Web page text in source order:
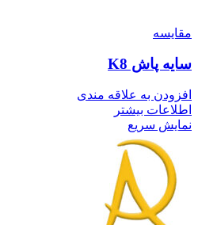
مقايسه
سایه پاش K8
افزودن به علاقه مندی
اطلاعات بیشتر
نمایش سریع